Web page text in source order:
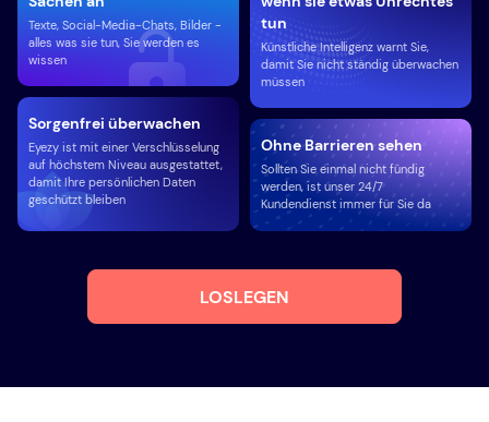
Sorgenfrei überwachen
Eyezy ist mit einer Verschlüsselung
auf höchstem Niveau ausgestattet,
damit Ihre persönlichen Daten
geschützt bleiben
Texte, Social-Media-Chats, Bilder -
alles was sie tun, Sie werden es
wissen
tun
Künstliche Intelligenz warnt Sie,
damit Sie nicht ständig überwachen
müssen
Ohne Barrieren sehen
Sollten Sie einmal nicht fündig
werden, ist unser 24/7
Kundendienst immer für Sie da
LOSLEGEN